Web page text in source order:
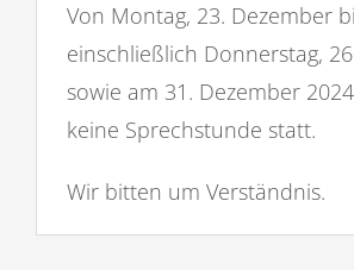
Von Montag, 23. Dezember
einschließlich Donnerstag,
sowie am 31. Dezember
keine Sprechstunde statt.
Wir bitten um Verständnis.